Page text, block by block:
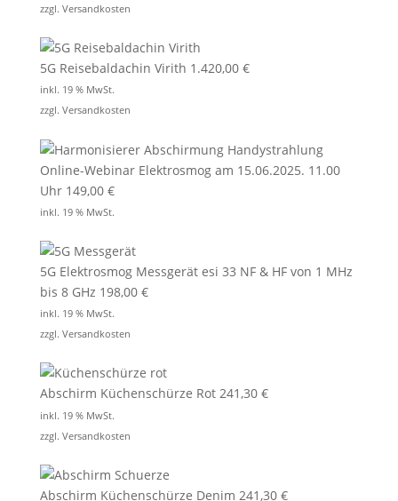
zzgl. Versandkosten
5G Reisebaldachin Virith 1.420,00 €
inkl. 19 % MwSt.
zzgl. Versandkosten
Online-Webinar Elektrosmog am 15.06.2025. 11.00
Uhr 149,00 €
inkl. 19 % MwSt.
5G Elektrosmog Messgerät esi 33 NF & HF von 1 MHz
bis 8 GHz 198,00 €
inkl. 19 % MwSt.
zzgl. Versandkosten
Abschirm Küchenschürze Rot 241,30 €
inkl. 19 % MwSt.
zzgl. Versandkosten
Abschirm Küchenschürze Denim 241,30 €